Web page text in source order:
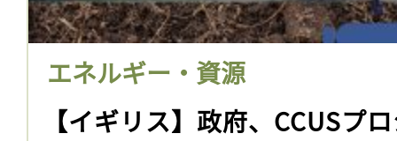
エネルギー・資源
【イギリス】政府、CCUSプ